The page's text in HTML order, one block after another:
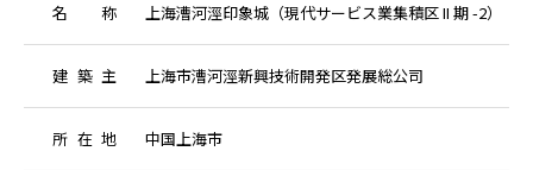
名 称 上海漕河涇印象城（現代サービス業集積区 II 期 -2）
建 築 主 上海市漕河涇新興技術開発区発展総公司
所 在 地 中国上海市